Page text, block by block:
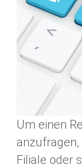
Um einen
anzufragen,
Filiale oder